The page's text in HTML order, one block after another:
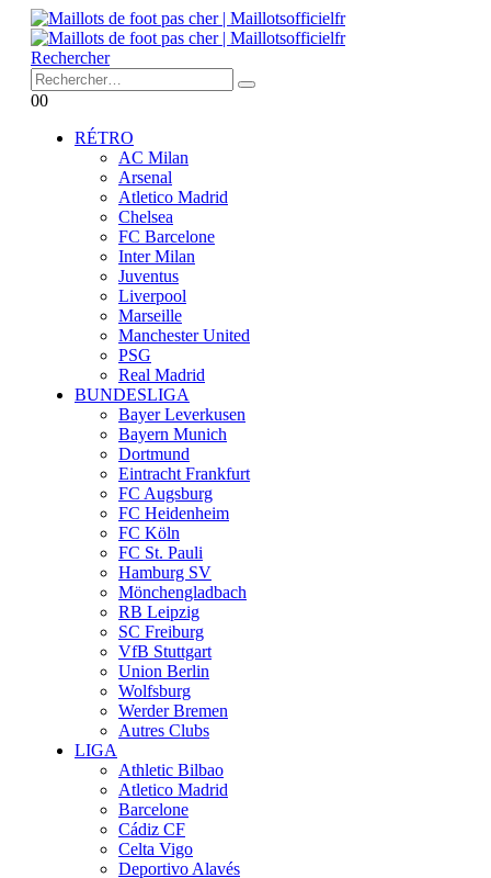
Rechercher
00
RÉTRO
AC Milan
Arsenal
Atletico Madrid
Chelsea
FC Barcelone
Inter Milan
Juventus
Liverpool
Marseille
Manchester United
PSG
Real Madrid
BUNDESLIGA
Bayer Leverkusen
Bayern Munich
Dortmund
Eintracht Frankfurt
FC Augsburg
FC Heidenheim
FC Köln
FC St. Pauli
Hamburg SV
Mönchengladbach
RB Leipzig
SC Freiburg
VfB Stuttgart
Union Berlin
Wolfsburg
Werder Bremen
Autres Clubs
LIGA
Athletic Bilbao
Atletico Madrid
Barcelone
Cádiz CF
Celta Vigo
Deportivo Alavés